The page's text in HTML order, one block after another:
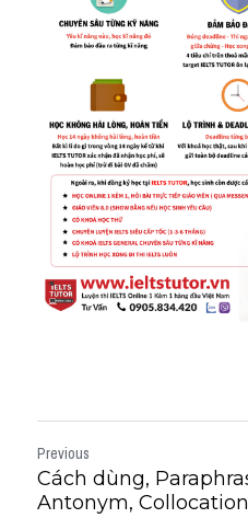
Previous
Cách dùng,
Antonym, Collocation